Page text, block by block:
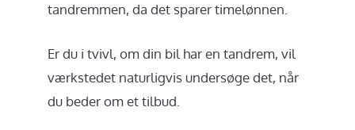
tandremmen, da det sparer timelønnen.
Er du i tvivl, om din bil har en tandrem, vil
værkstedet naturligvis undersøge det, når
du beder om et tilbud.